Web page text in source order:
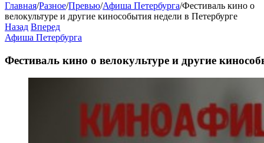
Главная/Разное/Превью/Афиша Петербурга/Фестиваль кино о
велокультуре и другие кинособытия недели в Петербурге
Назад Вперед
Афиша Петербурга
Фестиваль кино о велокультуре и другие